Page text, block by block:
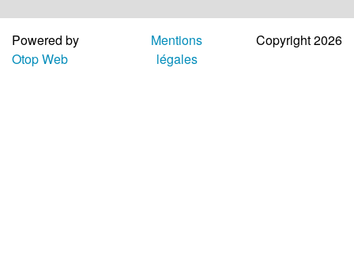
Powered by
Otop Web
Mentions
légales
Copyright 2026